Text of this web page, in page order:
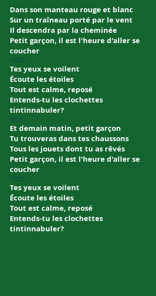
Dans son manteau rouge et blanc
Sur un traîneau porté par le vent
Il descendra par la cheminée
Petit garçon, il est l′heure d'aller se
coucher
chorus
Tes yeux se voilent
Écoute les étoiles
Tout est calme, reposé
Entends-tu les clochettes
tintinnabuler?
verse
Et demain matin, petit garçon
Tu trouveras dans tes chaussons
Tous les jouets dont tu as rêvés
Petit garçon, il est l′heure d'aller se
coucher
chorus
Tes yeux se voilent
Écoute les étoiles
Tout est calme, reposé
Entends-tu les clochettes
tintinnabuler?